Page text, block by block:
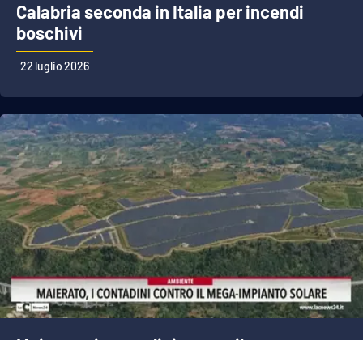
Calabria seconda in Italia per incendi
boschivi
22 luglio 2026